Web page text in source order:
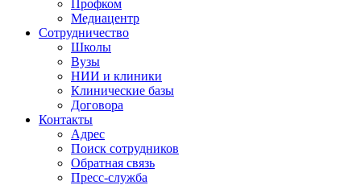
Профком
Медиацентр
Сотрудничество
Школы
Вузы
НИИ и клиники
Клинические базы
Договора
Контакты
Адрес
Поиск сотрудников
Обратная связь
Пресс-служба